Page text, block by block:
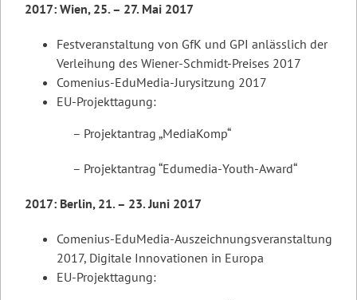
2017: Wien, 25. – 27. Mai 2017
Festveranstaltung von GfK und GPI anlässlich der
Verleihung des Wiener-Schmidt-Preises 2017
Comenius-EduMedia-Jurysitzung 2017
EU-Projekttagung:
– Projektantrag „MediaKomp“
– Projektantrag “Edumedia-Youth-Award“
2017: Berlin, 21. – 23. Juni 2017
Comenius-EduMedia-Auszeichnungsveranstaltung
2017, Digitale Innovationen in Europa
EU-Projekttagung: